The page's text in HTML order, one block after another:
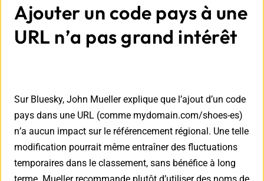
Ajouter un code pays à une
URL n’a pas grand intérêt
Sur Bluesky, John Mueller explique que l’ajout d’un code
pays dans une URL (comme mydomain.com/shoes-es)
n’a aucun impact sur le référencement régional. Une telle
modification pourrait même entraîner des fluctuations
temporaires dans le classement, sans bénéfice à long